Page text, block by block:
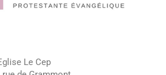
Le Cep